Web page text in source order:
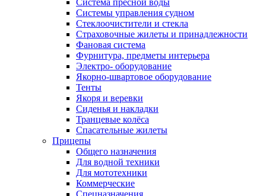
Система пресной воды
Системы управления судном
Стеклоочистители и стекла
Страховочные жилеты и принадлежности
Фановая система
Фурнитура, предметы интерьера
Электро- оборудование
Якорно-швартовое оборудование
Тенты
Якоря и веревки
Сиденья и накладки
Транцевые колёса
Спасательные жилеты
Прицепы
Общего назначения
Для водной техники
Для мототехники
Коммерческие
Спецназначения